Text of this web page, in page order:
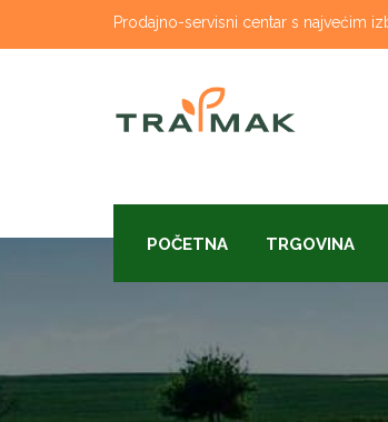
to
Prodajno-servisni centar s najvećim
POČETNA TRGOVINA